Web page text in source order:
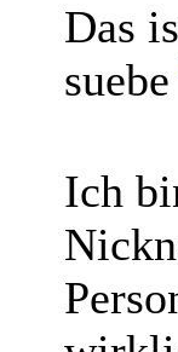
Das
suebe
Ich